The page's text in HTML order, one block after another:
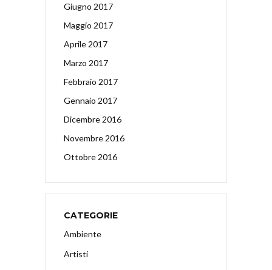
Giugno 2017
Maggio 2017
Aprile 2017
Marzo 2017
Febbraio 2017
Gennaio 2017
Dicembre 2016
Novembre 2016
Ottobre 2016
CATEGORIE
Ambiente
Artisti